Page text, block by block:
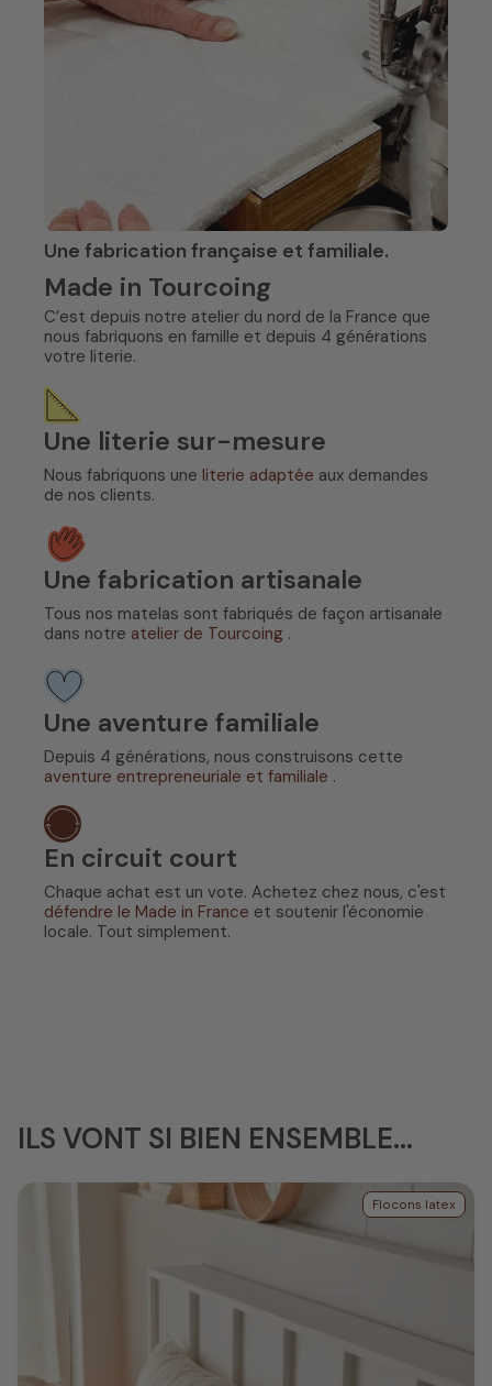
Une fabrication française et familiale.
Made in Tourcoing
C’est depuis notre atelier du nord de la France que
nous fabriquons en famille et depuis 4 générations
votre literie.
Une literie sur-mesure
Nous fabriquons une literie adaptée aux demandes
de nos clients.
Une fabrication artisanale
Tous nos matelas sont fabriqués de façon artisanale
dans notre atelier de Tourcoing .
Une aventure familiale
Depuis 4 générations, nous construisons cette
aventure entrepreneuriale et familiale .
En circuit court
Chaque achat est un vote. Achetez chez nous, c'est
défendre le Made in France et soutenir l'économie
locale. Tout simplement.
ILS VONT SI BIEN ENSEMBLE...
Flocons latex